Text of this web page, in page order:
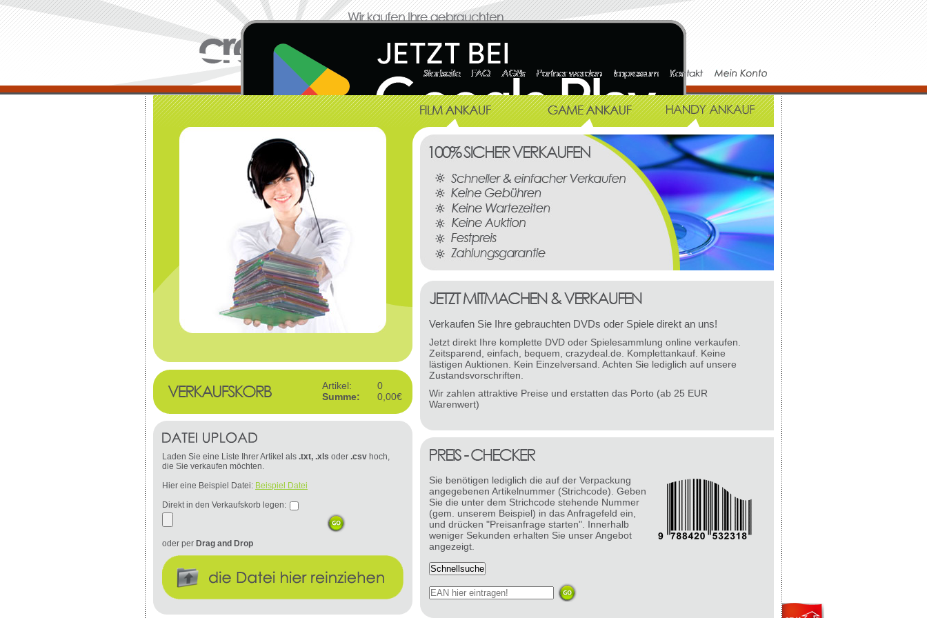
Verkaufen Sie Ihre gebrauchten DVDs oder Spiele direkt an uns!
Jetzt direkt Ihre komplette DVD oder Spielesammlung online verkaufen.
Zeitsparend, einfach, bequem, crazydeal.de. Komplettankauf. Keine
lästigen Auktionen. Kein Einzelversand. Achten Sie lediglich auf unsere
Zustandsvorschriften.
Wir zahlen attraktive Preise und erstatten das Porto (ab 25 EUR
Warenwert)
Sie benötigen lediglich die auf der Verpackung
angegebenen Artikelnummer (Strichcode). Geben
Sie die unter dem Strichcode stehende Nummer
(gem. unserem Beispiel) in das Anfragefeld ein,
und drücken "Preisanfrage starten". Innerhalb
weniger Sekunden erhalten Sie unser Angebot
angezeigt.
Artikel:
0
Summe:
0,00€
Laden Sie eine Liste Ihrer Artikel als .txt, .xls oder .csv hoch,
die Sie verkaufen möchten.
Hier eine Beispiel Datei: Beispiel Datei
Direkt in den Verkaufskorb legen:
oder per Drag and Drop